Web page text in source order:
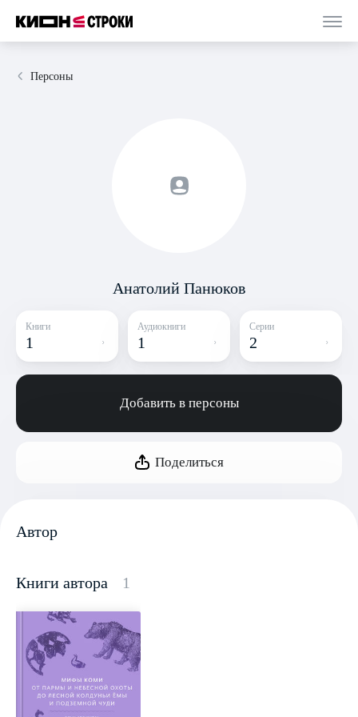
Персоны
Анатолий Панюков
Книги
1
Аудиокниги
1
Серии
2
Добавить в персоны
Поделиться
Автор
Книги автора 1